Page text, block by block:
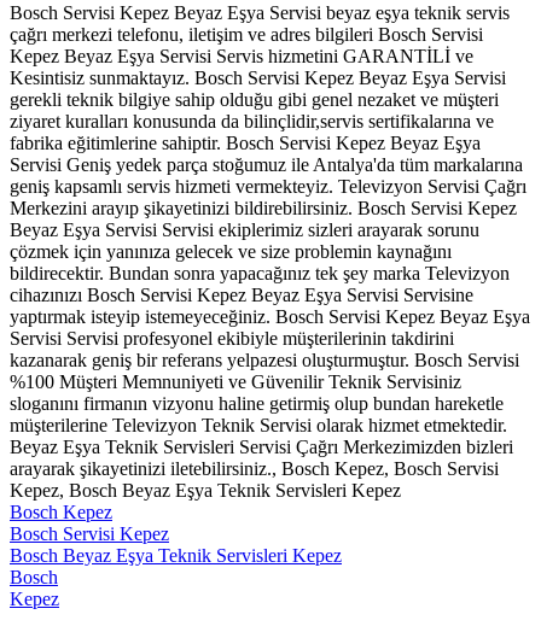
Bosch Servisi Kepez Beyaz Eşya Servisi beyaz eşya teknik servis
çağrı merkezi telefonu, iletişim ve adres bilgileri Bosch Servisi
Kepez Beyaz Eşya Servisi Servis hizmetini GARANTİLİ ve
Kesintisiz sunmaktayız. Bosch Servisi Kepez Beyaz Eşya Servisi
gerekli teknik bilgiye sahip olduğu gibi genel nezaket ve müşteri
ziyaret kuralları konusunda da bilinçlidir,servis sertifikalarına ve
fabrika eğitimlerine sahiptir. Bosch Servisi Kepez Beyaz Eşya
Servisi Geniş yedek parça stoğumuz ile Antalya'da tüm markalarına
geniş kapsamlı servis hizmeti vermekteyiz. Televizyon Servisi Çağrı
Merkezini arayıp şikayetinizi bildirebilirsiniz. Bosch Servisi Kepez
Beyaz Eşya Servisi Servisi ekiplerimiz sizleri arayarak sorunu
çözmek için yanınıza gelecek ve size problemin kaynağını
bildirecektir. Bundan sonra yapacağınız tek şey marka Televizyon
cihazınızı Bosch Servisi Kepez Beyaz Eşya Servisi Servisine
yaptırmak isteyip istemeyeceğiniz. Bosch Servisi Kepez Beyaz Eşya
Servisi Servisi profesyonel ekibiyle müşterilerinin takdirini
kazanarak geniş bir referans yelpazesi oluşturmuştur. Bosch Servisi
%100 Müşteri Memnuniyeti ve Güvenilir Teknik Servisiniz
sloganını firmanın vizyonu haline getirmiş olup bundan hareketle
müşterilerine Televizyon Teknik Servisi olarak hizmet etmektedir.
Beyaz Eşya Teknik Servisleri Servisi Çağrı Merkezimizden bizleri
arayarak şikayetinizi iletebilirsiniz., Bosch Kepez, Bosch Servisi
Kepez, Bosch Beyaz Eşya Teknik Servisleri Kepez
Bosch Kepez
Bosch Servisi Kepez
Bosch Beyaz Eşya Teknik Servisleri Kepez
Bosch
Kepez